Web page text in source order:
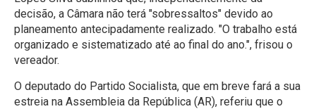
decisão, a Câmara não terá "sobressaltos" devido ao
planeamento antecipadamente realizado. "O trabalho está
organizado e sistematizado até ao final do ano.", frisou o
vereador.
O deputado do Partido Socialista, que em breve fará a sua
estreia na Assembleia da República (AR), referiu que o